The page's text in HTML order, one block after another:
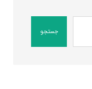
جستجو